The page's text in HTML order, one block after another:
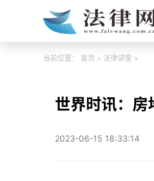
当前位置： 首页 > 法律讲堂 >
世界时讯：房
2023-06-15 18:33:14